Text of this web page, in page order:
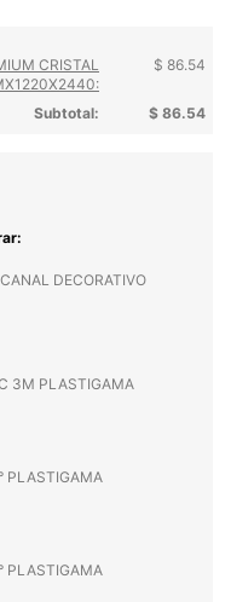
CRISTAL
$ 86.54
Subtotal: $ 86.54
DECORATIVO
3M PLASTIGAMA
PLASTIGAMA
PLASTIGAMA